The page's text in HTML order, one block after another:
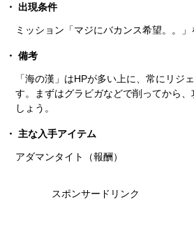
出現条件
ミッション「マジにバカンス希望。。」
備考
「海の漢」はHPが多い上に、常にリジ
す。まずはグラビガなどで削ってから
しょう。
主な入手アイテム
アダマンタイト（報酬）
スポンサードリンク